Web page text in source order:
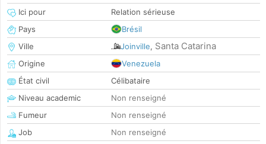
Ici pour
Relation sérieuse
Pays
Brésil
Ville
Joinville, Santa Catarina
Origine
Venezuela
État civil
Célibataire
Niveau academic
Non renseigné
Fumeur
Non renseigné
Job
Non renseigné